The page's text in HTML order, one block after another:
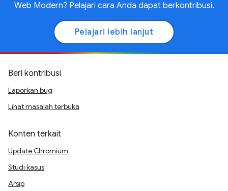
Web Modern? Pelajari cara Anda dapat berkontribusi.
Pelajari lebih lanjut
Beri kontribusi
Laporkan bug
Lihat masalah terbuka
Konten terkait
Update Chromium
Studi kasus
Arsip